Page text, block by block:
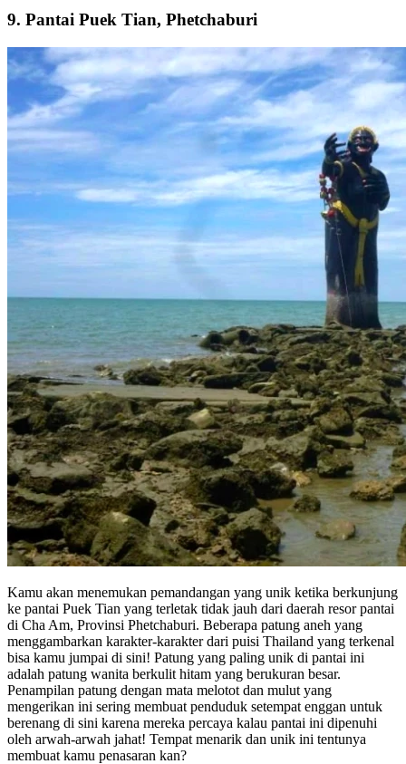
9. Pantai Puek Tian, Phetchaburi
Kamu akan menemukan pemandangan yang unik ketika berkunjung
ke pantai Puek Tian yang terletak tidak jauh dari daerah resor pantai
di Cha Am, Provinsi Phetchaburi. Beberapa patung aneh yang
menggambarkan karakter-karakter dari puisi Thailand yang terkenal
bisa kamu jumpai di sini! Patung yang paling unik di pantai ini
adalah patung wanita berkulit hitam yang berukuran besar.
Penampilan patung dengan mata melotot dan mulut yang
mengerikan ini sering membuat penduduk setempat enggan untuk
berenang di sini karena mereka percaya kalau pantai ini dipenuhi
oleh arwah-arwah jahat! Tempat menarik dan unik ini tentunya
membuat kamu penasaran kan?